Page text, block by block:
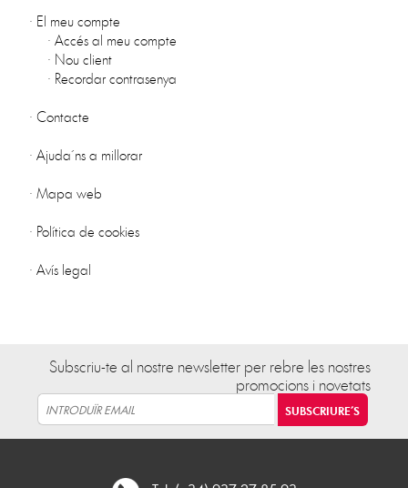
· El meu compte
· Accés al meu compte
· Nou client
· Recordar contrasenya
· Contacte
· Ajuda´ns a millorar
· Mapa web
· Política de cookies
· Avís legal
Subscriu-te al nostre newsletter per rebre les nostres
promocions i novetats